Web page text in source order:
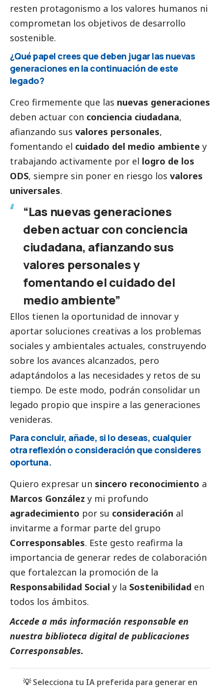
resten protagonismo a los valores humanos ni
comprometan los objetivos de desarrollo
sostenible.
¿Qué papel crees que deben jugar las nuevas
generaciones en la continuación de este
legado?
Creo firmemente que las nuevas generaciones
deben actuar con conciencia ciudadana,
afianzando sus valores personales,
fomentando el cuidado del medio ambiente y
trabajando activamente por el logro de los
ODS, siempre sin poner en riesgo los valores
universales.
“Las nuevas generaciones
deben actuar con conciencia
ciudadana, afianzando sus
valores personales y
fomentando el cuidado del
medio ambiente”
Ellos tienen la oportunidad de innovar y
aportar soluciones creativas a los problemas
sociales y ambientales actuales, construyendo
sobre los avances alcanzados, pero
adaptándolos a las necesidades y retos de su
tiempo. De este modo, podrán consolidar un
legado propio que inspire a las generaciones
venideras.
Para concluir, añade, si lo deseas, cualquier
otra reflexión o consideración que consideres
oportuna.
Quiero expresar un sincero reconocimiento a
Marcos González y mi profundo
agradecimiento por su consideración al
invitarme a formar parte del grupo
Corresponsables. Este gesto reafirma la
importancia de generar redes de colaboración
que fortalezcan la promoción de la
Responsabilidad Social y la Sostenibilidad en
todos los ámbitos.
Accede a más información responsable en
nuestra biblioteca digital de publicaciones
Corresponsables.
💡 Selecciona tu IA preferida para generar en